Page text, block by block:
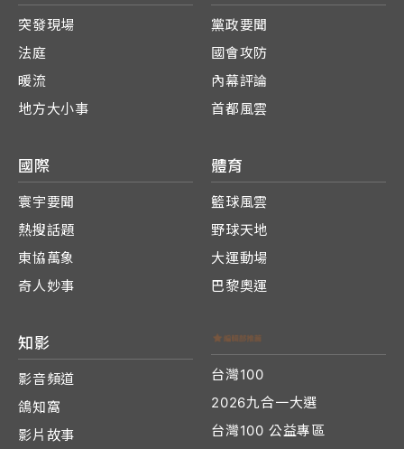
突發現場
法庭
暖流
地方大小事
黨政要聞
國會攻防
內幕評論
首都風雲
國際
寰宇要聞
熱搜話題
東協萬象
奇人妙事
體育
籃球風雲
野球天地
大運動場
巴黎奧運
知影
影音頻道
鴿知窩
影片故事
台灣100
2026九合一大選
台灣100 公益專區